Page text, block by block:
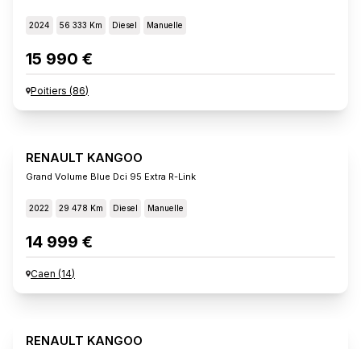
2024 56 333 Km Diesel Manuelle
15 990 €
Poitiers (86)
RENAULT KANGOO
Grand Volume Blue Dci 95 Extra R-Link
2022 29 478 Km Diesel Manuelle
14 999 €
Caen (14)
RENAULT KANGOO